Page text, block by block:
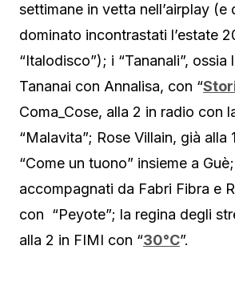
settimane in vetta nell’airplay (e
dominato incontrastati l’estate
“Italodisco”); i “Tananali”, ossia
Tananai con Annalisa, con “
Coma_Cose, alla 2 in radio con
“Malavita”; Rose Villain, già alla
“Come un tuono” insieme a
accompagnati da Fabri Fibra e
con “Peyote”; la regina degli
alla 2 in FIMI con “30°C”.